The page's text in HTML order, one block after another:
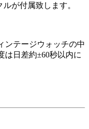
が付属致します。
ンテージウォッチの中
は日差約±60秒以内に